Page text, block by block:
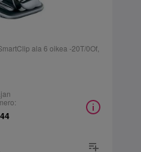
ala 6 oikea -20T/0Of,